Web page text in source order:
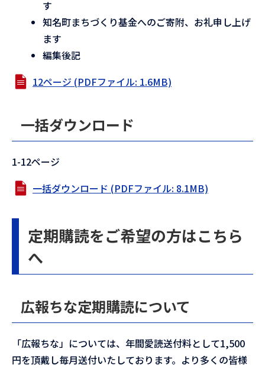
す
知名町まちづくり基金へのご寄附、お礼申し上げ
ます
編集後記
12ページ (PDFファイル: 1.6MB)
一括ダウンロード
1-12ページ
一括ダウンロード (PDFファイル: 8.1MB)
定期購読をご希望の方はこちら
へ
広報ちな定期購読について
「広報ちな」については、年間愛読送付料として1,500
円を頂戴し毎月送付いたしております。より多くの皆様